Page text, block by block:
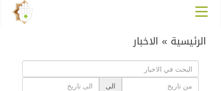
الرئيسية » الاخبار
الى